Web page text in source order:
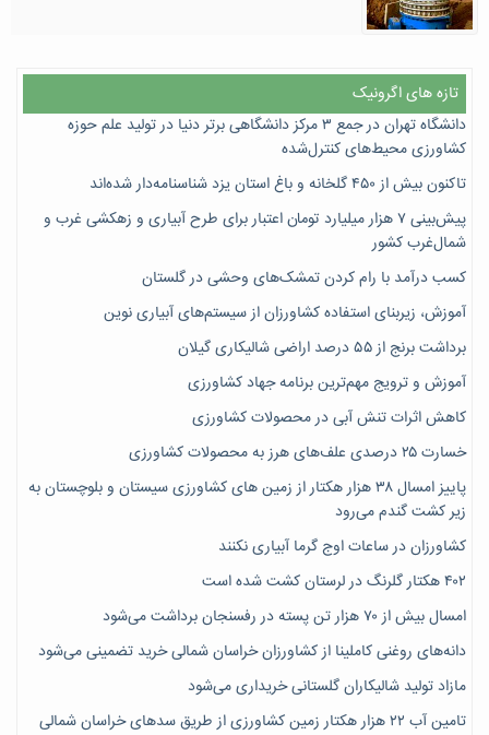
تازه های اگرونیک
دانشگاه تهران در جمع ۳ مرکز دانشگاهی برتر دنیا در تولید علم حوزه
کشاورزی محیط‌های کنترل‌شده
تاکنون بیش از ۴۵۰ گلخانه و باغ استان یزد شناسنامه‌دار شده‌اند
پیش‌بینی ۷‌ هزار میلیارد تومان اعتبار برای طرح آبیاری و زهکشی غرب و
شمال‌غرب کشور
کسب درآمد با رام کردن تمشک‌های وحشی در گلستان
آموزش، زیربنای استفاده کشاورزان از سیستم‌های آبیاری نوین
برداشت برنج از ۵۵ درصد اراضی شالیکاری گیلان
آموزش و ترویج مهم‌ترین برنامه جهاد کشاورزی
کاهش اثرات تنش آبی در محصولات کشاورزی
خسارت ۲۵ درصدی علف‌های هرز به محصولات کشاورزی
پاییز امسال ۳۸ هزار هکتار از زمین های کشاورزی سیستان و بلوچستان به
زیر کشت گندم می‌رود
کشاورزان در ساعات اوج گرما آبیاری نکنند
۴۰۲ هکتار گلرنگ در لرستان کشت شده است
امسال بیش از ۷۰ هزار تن پسته در رفسنجان برداشت می‌شود
دانه‌های روغنی کاملینا از کشاورزان خراسان شمالی خرید تضمینی می‌شود
مازاد تولید شالیکاران گلستانی خریداری می‌شود
تامین آب ۲۲ هزار هکتار زمین کشاورزی از طریق سدهای خراسان شمالی